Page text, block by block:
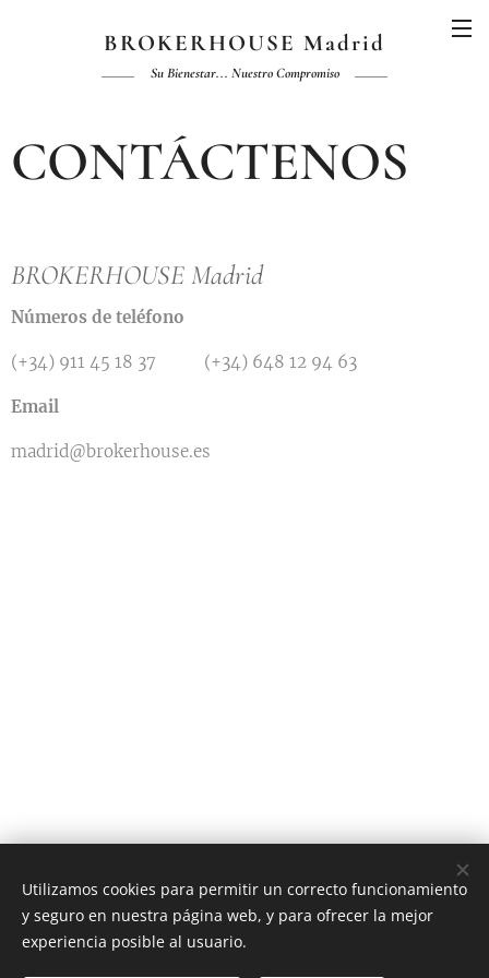
BROKERHOUSE Madrid
Su Bienestar... Nuestro Compromiso
CONTÁCTENOS
BROKERHOUSE Madrid
Números de teléfono
(+34) 911 45 18 37 (+34) 648 12 94 63
Email
madrid@brokerhouse.es
Su Bienestar... Nuestro Compromiso
Utilizamos cookies para permitir un correcto funcionamiento
y seguro en nuestra página web, y para ofrecer la mejor
experiencia posible al usuario.